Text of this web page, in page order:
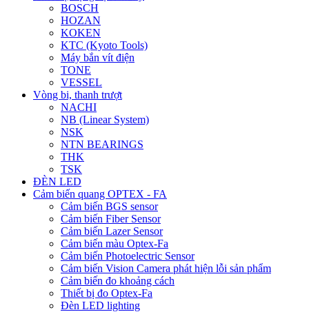
BOSCH
HOZAN
KOKEN
KTC (Kyoto Tools)
Máy bắn vít điện
TONE
VESSEL
Vòng bi, thanh trượt
NACHI
NB (Linear System)
NSK
NTN BEARINGS
THK
TSK
ĐÈN LED
Cảm biến quang OPTEX - FA
Cảm biến BGS sensor
Cảm biến Fiber Sensor
Cảm biến Lazer Sensor
Cảm biến màu Optex-Fa
Cảm biến Photoelectric Sensor
Cảm biến Vision Camera phát hiện lỗi sản phẩm
Cảm biến đo khoảng cách
Thiết bị đo Optex-Fa
Đèn LED lighting